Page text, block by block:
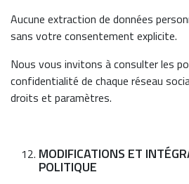
Aucune extraction de données
sans votre consentement explicite.
Nous vous invitons à consulter les
confidentialité de chaque réseau
droits et paramètres.
MODIFICATIONS ET
POLITIQUE